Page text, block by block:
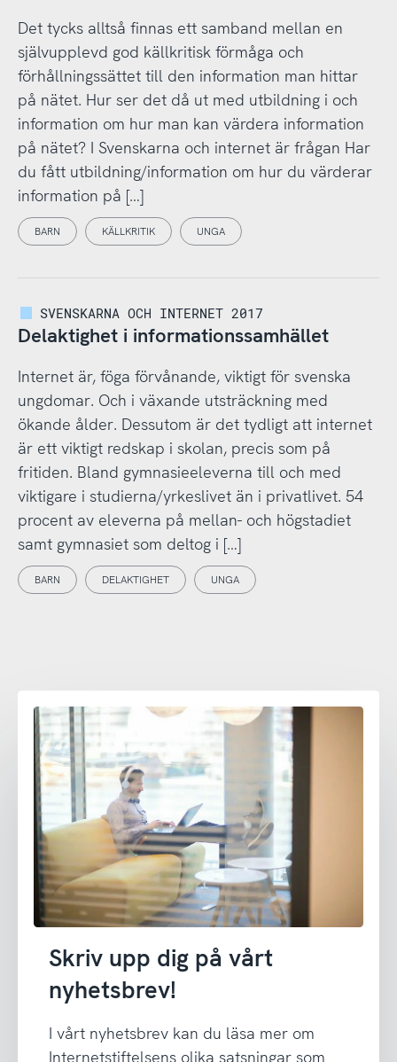
Det tycks alltså finnas ett samband mellan en
självupplevd god källkritisk förmåga och
förhållningssättet till den information man hittar
på nätet. Hur ser det då ut med utbildning i och
information om hur man kan värdera information
på nätet? I Svenskarna och internet är frågan Har
du fått utbildning/information om hur du värderar
information på […]
BARN KÄLLKRITIK UNGA
SVENSKARNA OCH INTERNET 2017
Delaktighet i informationssamhället
Internet är, föga förvånande, viktigt för svenska
ungdomar. Och i växande utsträckning med
ökande ålder. Dessutom är det tydligt att internet
är ett viktigt redskap i skolan, precis som på
fritiden. Bland gymnasieeleverna till och med
viktigare i studierna/yrkeslivet än i privatlivet. 54
procent av eleverna på mellan- och högstadiet
samt gymnasiet som deltog i […]
BARN DELAKTIGHET UNGA
Skriv upp dig på vårt
nyhetsbrev!
I vårt nyhetsbrev kan du läsa mer om
Internetstiftelsens olika satsningar som